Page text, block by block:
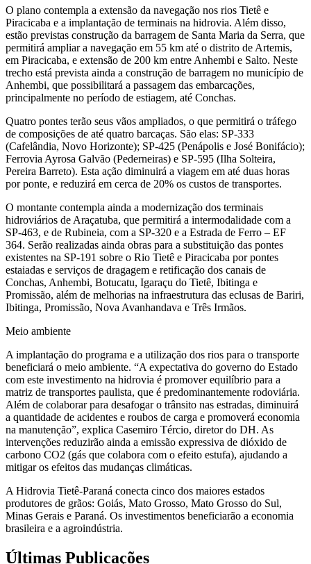
O plano contempla a extensão da navegação nos rios Tietê e
Piracicaba e a implantação de terminais na hidrovia. Além disso,
estão previstas construção da barragem de Santa Maria da Serra, que
permitirá ampliar a navegação em 55 km até o distrito de Artemis,
em Piracicaba, e extensão de 200 km entre Anhembi e Salto. Neste
trecho está prevista ainda a construção de barragem no município de
Anhembi, que possibilitará a passagem das embarcações,
principalmente no período de estiagem, até Conchas.
Quatro pontes terão seus vãos ampliados, o que permitirá o tráfego
de composições de até quatro barcaças. São elas: SP-333
(Cafelândia, Novo Horizonte); SP-425 (Penápolis e José Bonifácio);
Ferrovia Ayrosa Galvão (Pederneiras) e SP-595 (Ilha Solteira,
Pereira Barreto). Esta ação diminuirá a viagem em até duas horas
por ponte, e reduzirá em cerca de 20% os custos de transportes.
O montante contempla ainda a modernização dos terminais
hidroviários de Araçatuba, que permitirá a intermodalidade com a
SP-463, e de Rubineia, com a SP-320 e a Estrada de Ferro – EF
364. Serão realizadas ainda obras para a substituição das pontes
existentes na SP-191 sobre o Rio Tietê e Piracicaba por pontes
estaiadas e serviços de dragagem e retificação dos canais de
Conchas, Anhembi, Botucatu, Igaraçu do Tietê, Ibitinga e
Promissão, além de melhorias na infraestrutura das eclusas de Bariri,
Ibitinga, Promissão, Nova Avanhandava e Três Irmãos.
Meio ambiente
A implantação do programa e a utilização dos rios para o transporte
beneficiará o meio ambiente. “A expectativa do governo do Estado
com este investimento na hidrovia é promover equilíbrio para a
matriz de transportes paulista, que é predominantemente rodoviária.
Além de colaborar para desafogar o trânsito nas estradas, diminuirá
a quantidade de acidentes e roubos de carga e promoverá economia
na manutenção”, explica Casemiro Tércio, diretor do DH. As
intervenções reduzirão ainda a emissão expressiva de dióxido de
carbono CO2 (gás que colabora com o efeito estufa), ajudando a
mitigar os efeitos das mudanças climáticas.
A Hidrovia Tietê-Paraná conecta cinco dos maiores estados
produtores de grãos: Goiás, Mato Grosso, Mato Grosso do Sul,
Minas Gerais e Paraná. Os investimentos beneficiarão a economia
brasileira e a agroindústria.
Últimas Publicações